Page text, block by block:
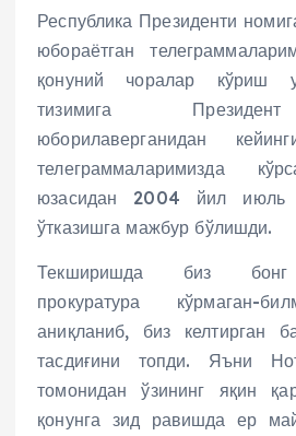
Республика Президенти
юбораётган
қонуний чоралар кўриш
тизимига
юборилаверганидан
телеграммаларимизда
юзасидан 2004 йил июль
ўтказишга мажбур бўлишди.
Текширишда биз бонг
прокуратура кўрмаган-
аниқланиб, биз келтирган
тасдиғини топди. Яъни
томонидан ўзининг яқин
қонунга зид равишда ер